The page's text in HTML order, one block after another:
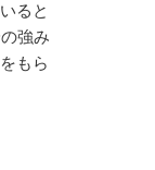
ると
強み
もら